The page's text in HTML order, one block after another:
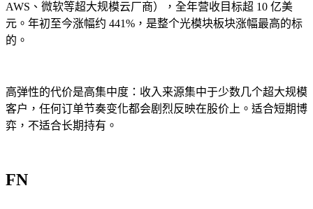
AWS、微软等超大规模云厂商），全年营收目标超 10 亿美
元。年初至今涨幅约 441%，是整个光模块板块涨幅最高的标
的。
高弹性的代价是高集中度：收入来源集中于少数几个超大规模
客户，任何订单节奏变化都会剧烈反映在股价上。适合短期博
弈，不适合长期持有。
FN